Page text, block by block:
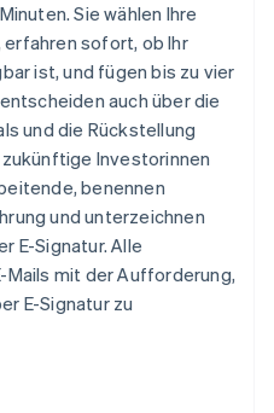
Sie wählen Ihre
sofort, ob Ihr
ist, und fügen bis zu vier
auch über die
und die Rückstellung
Investorinnen
benennen
und unterzeichnen
E-Signatur. Alle
Mails mit der Aufforderung,
E-Signatur zu